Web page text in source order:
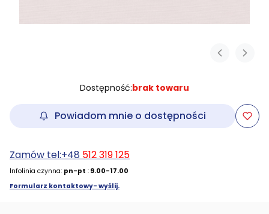
Dostępność:brak towaru
Powiadom mnie o dostępności
Zamów tel:+48 512 319 125
Infolinia czynna: pn-pt : 9.00-17.00
Formularz kontaktowy- wyślij.